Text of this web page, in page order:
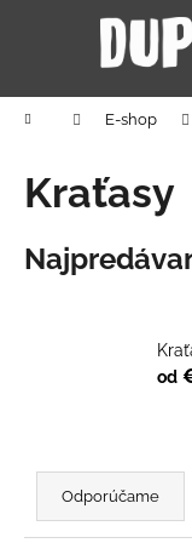
Domov E-shop
Kraťasy
od
R
d
Odporúčame
í
Späť
do
Späť
do